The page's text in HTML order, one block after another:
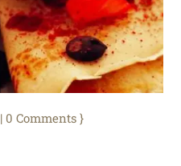
| 0 Comments